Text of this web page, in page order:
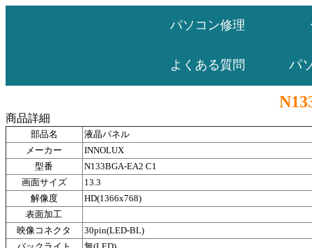
パソコン修理
よくある質問 パ
商品詳細
部品名
液晶パネル
メーカー
INNOLUX
型番
N133BGA-EA2 C1
画面サイズ
13.3
解像度
HD(1366x768)
表面加工
映像コネクタ
30pin(LED-BL)